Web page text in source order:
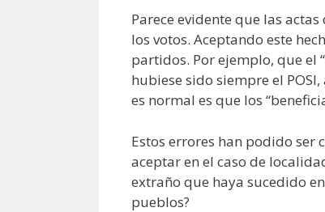
Parece evidente que las
los votos. Aceptando este
partidos. Por ejemplo, que el
hubiese sido siempre el
es normal es que los
Estos errores han podido ser
aceptar en el caso de
extraño que haya sucedido
pueblos?